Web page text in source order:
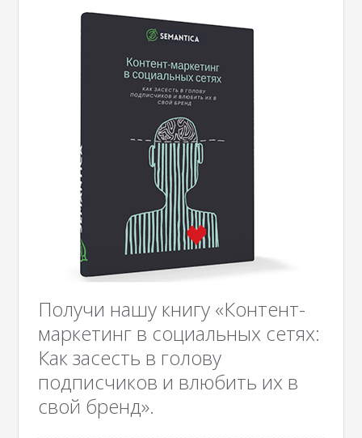
Получи нашу книгу «Контент-
маркетинг в социальных сетях:
Как засесть в голову
подписчиков и влюбить их в
свой бренд».